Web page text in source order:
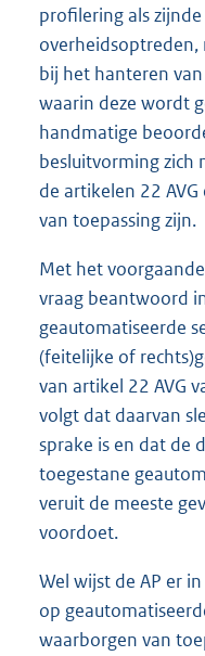
profilering als
bij het hanteren
waarin deze wordt
handmatige
besluitvorming
de artikelen 22
van toepassing zijn.
Met het
vraag beantwoord
geautomatiseerde
(feitelijke of
van artikel 22 AVG
volgt dat daarvan
sprake is en dat de
toegestane
veruit de meeste
voordoet.
Wel wijst de AP er
op
waarborgen van